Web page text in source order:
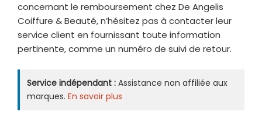
concernant le remboursement chez De Angelis
Coiffure & Beauté, n’hésitez pas à contacter leur
service client en fournissant toute information
pertinente, comme un numéro de suivi de retour.
Service indépendant : Assistance non affiliée aux
marques. En savoir plus